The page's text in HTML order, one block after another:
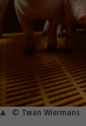
© Twan Wiermans